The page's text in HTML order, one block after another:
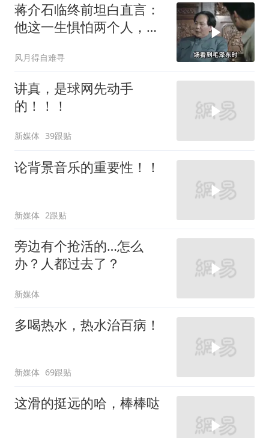
蒋介石临终前坦白直言：
他这一生惧怕两个人，却
风月得自难寻
讲真，是球网先动手
的！！！
新媒体 39跟贴
论背景音乐的重要性！！
新媒体 2跟贴
旁边有个抢活的…怎么
办？人都过去了？
新媒体
多喝热水，热水治百病！
新媒体 69跟贴
这滑的挺远的哈，棒棒哒